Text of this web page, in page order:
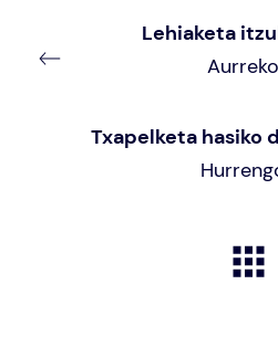
Lehiaketa
Txapelketa hasiko